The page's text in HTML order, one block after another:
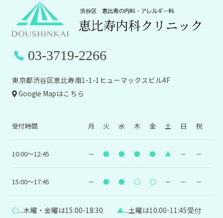
03-3719-2266
東京都渋谷区恵比寿南1-1-1ヒューマックスビル4F
Google Mapはこちら
受付時間 月 火 水 木 金 土 日 祝
10:00～12:45 － ● ● ● ● ▲ － －
15:00～17:45 － ● ● 〇 〇 － － －
〇...木曜・金曜は15:00-18:30 ▲...土曜は10:00-11:45受付